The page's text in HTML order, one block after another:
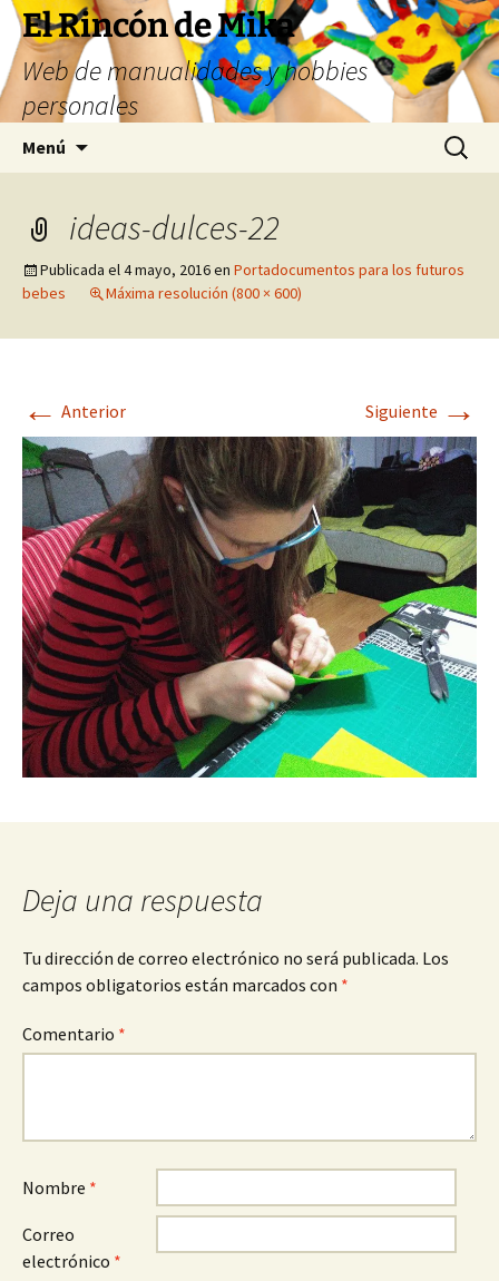
Saltar
contenido
El Rincón de Mika
Web de manualidades y hobbies
personales
Menú Buscar:
ideas-dulces-22
Publicada el4 mayo, 2016en Portadocumentos para los futuros
bebes
Máxima resolución (800 × 600)
← Anterior Siguiente →
Deja una respuesta
Tu dirección de correo electrónico no será publicada. Los
campos obligatorios están marcados con *
Comentario *
Nombre *
Correo
electrónico *